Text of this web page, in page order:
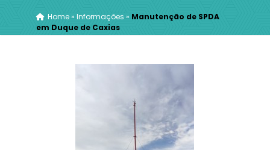
Home» Informações » Manutenção de SPDA
em Duque de Caxias